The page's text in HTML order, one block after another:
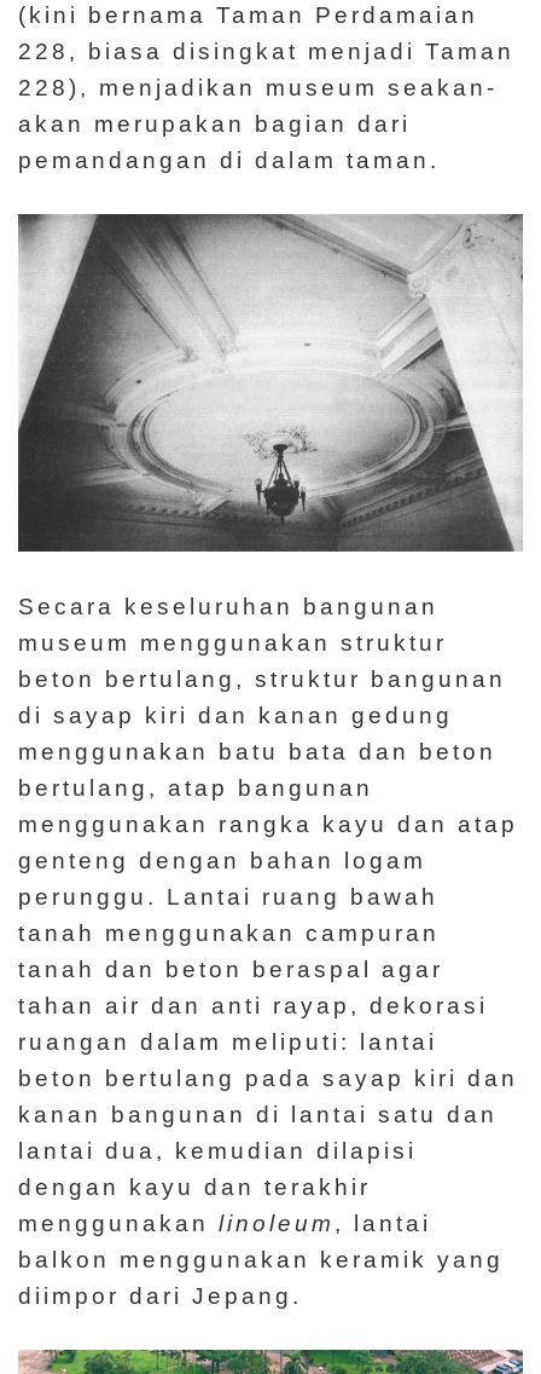
(kini bernama Taman Perdamaian
228, biasa disingkat menjadi Taman
228), menjadikan museum seakan-
akan merupakan bagian dari
pemandangan di dalam taman.
Secara keseluruhan bangunan
museum menggunakan struktur
beton bertulang, struktur bangunan
di sayap kiri dan kanan gedung
menggunakan batu bata dan beton
bertulang, atap bangunan
menggunakan rangka kayu dan atap
genteng dengan bahan logam
perunggu. Lantai ruang bawah
tanah menggunakan campuran
tanah dan beton beraspal agar
tahan air dan anti rayap, dekorasi
ruangan dalam meliputi: lantai
beton bertulang pada sayap kiri dan
kanan bangunan di lantai satu dan
lantai dua, kemudian dilapisi
dengan kayu dan terakhir
menggunakan linoleum , lantai
balkon menggunakan keramik yang
diimpor dari Jepang.